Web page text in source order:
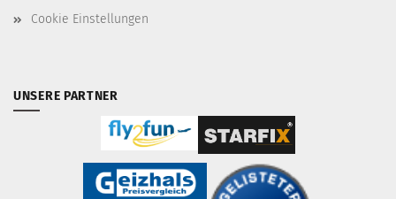
Cookie Einstellungen
UNSERE PARTNER